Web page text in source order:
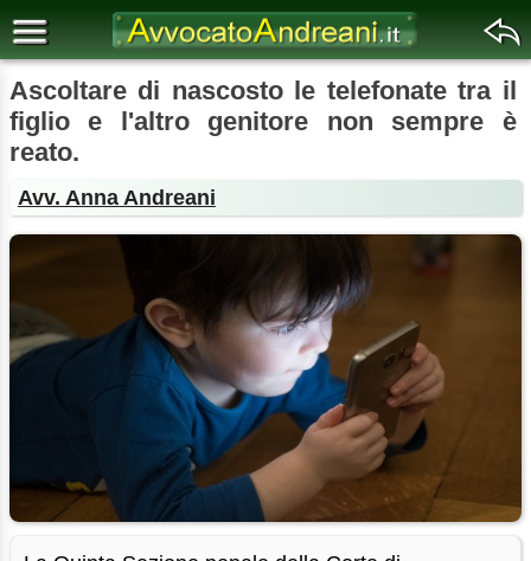
Ascoltare di nascosto le telefonate tra il
figlio e l'altro genitore non sempre è
reato.
Avv. Anna Andreani